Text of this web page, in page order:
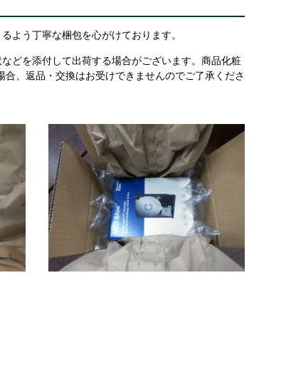
よう丁寧な梱包を心がけております。
どを添付して出荷する場合がございます。商品化粧
、返品・交換はお受けできませんのでご了承くださ